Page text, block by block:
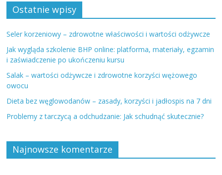
Ostatnie wpisy
Seler korzeniowy – zdrowotne właściwości i wartości odżywcze
Jak wygląda szkolenie BHP online: platforma, materiały, egzamin
i zaświadczenie po ukończeniu kursu
Salak – wartości odżywcze i zdrowotne korzyści wężowego
owocu
Dieta bez węglowodanów – zasady, korzyści i jadłospis na 7 dni
Problemy z tarczycą a odchudzanie: Jak schudnąć skutecznie?
Najnowsze komentarze